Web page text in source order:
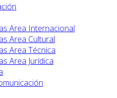
Area Internacional
Area Cultural
Area Técnica
Area Jurídica